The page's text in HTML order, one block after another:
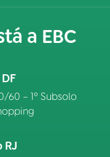
a EBC
60 – 1º Subsolo
RJ